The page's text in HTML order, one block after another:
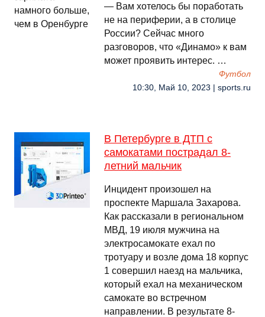
— Вам хотелось бы поработать
не на периферии, а в столице
России? Сейчас много
разговоров, что «Динамо» к вам
может проявить интерес. …
Футбол
10:30, Май 10, 2023 | sports.ru
В Петербурге в ДТП с
самокатами пострадал 8-
летний мальчик
Инцидент произошел на
проспекте Маршала Захарова.
Как рассказали в региональном
МВД, 19 июля мужчина на
электросамокате ехал по
тротуару и возле дома 18 корпус
1 совершил наезд на мальчика,
который ехал на механическом
самокате во встречном
направлении. В результате 8-